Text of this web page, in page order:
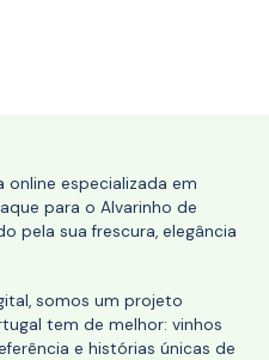
online especializada em
para o Alvarinho de
pela sua frescura, elegância
somos um projeto
tem de melhor: vinhos
e histórias únicas de